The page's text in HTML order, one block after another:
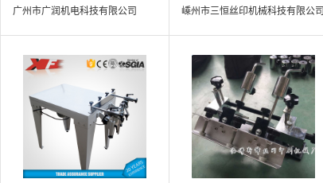
广州市广润机电科技有限公司
嵊州市三恒丝印机械科技有限公司